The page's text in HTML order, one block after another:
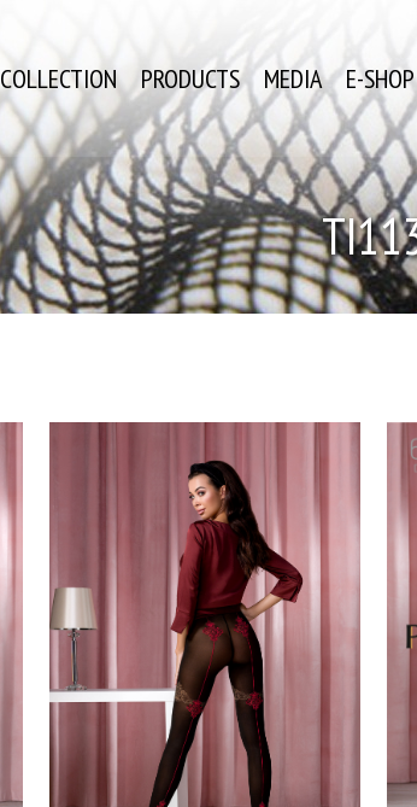
COLLECTION PRODUCTS MEDIA E-SHOP